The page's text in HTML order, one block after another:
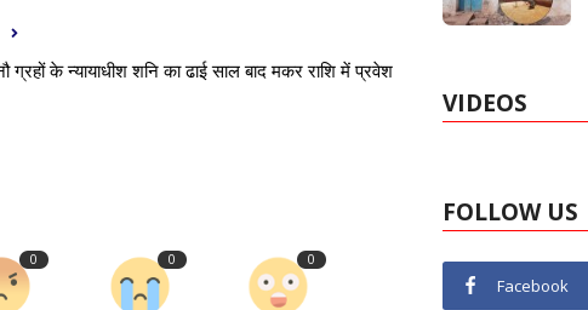
नौ ग्रहों के न्यायाधीश शनि का ढाई साल बाद मकर राशि में प्रवेश
0 0 0
VIDEOS
FOLLOW US
Facebook